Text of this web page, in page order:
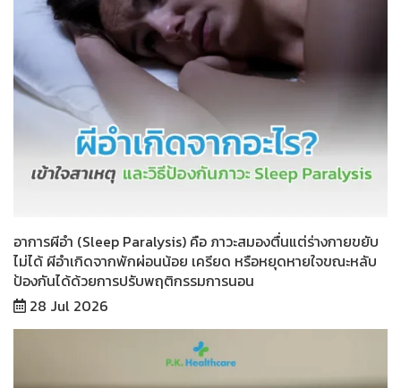
อาการผีอำ (Sleep Paralysis) คือ ภาวะสมองตื่นแต่ร่างกายขยับ
ไม่ได้ ผีอำเกิดจากพักผ่อนน้อย เครียด หรือหยุดหายใจขณะหลับ
ป้องกันได้ด้วยการปรับพฤติกรรมการนอน
28 Jul 2026